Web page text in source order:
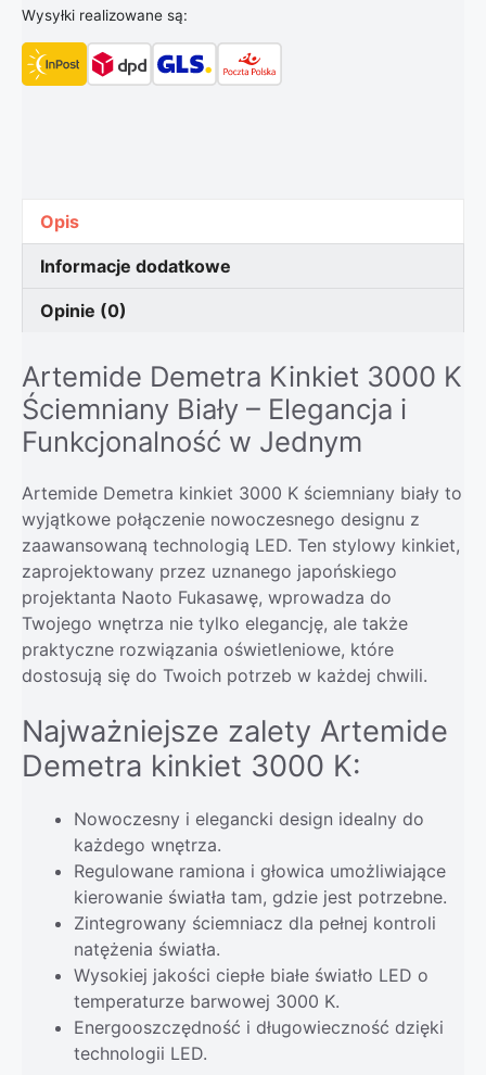
Wysyłki realizowane są:
Opis
Informacje dodatkowe
Opinie (0)
Artemide Demetra Kinkiet 3000 K
Ściemniany Biały – Elegancja i
Funkcjonalność w Jednym
Artemide Demetra kinkiet 3000 K ściemniany biały to
wyjątkowe połączenie nowoczesnego designu z
zaawansowaną technologią LED. Ten stylowy kinkiet,
zaprojektowany przez uznanego japońskiego
projektanta Naoto Fukasawę, wprowadza do
Twojego wnętrza nie tylko elegancję, ale także
praktyczne rozwiązania oświetleniowe, które
dostosują się do Twoich potrzeb w każdej chwili.
Najważniejsze zalety Artemide
Demetra kinkiet 3000 K:
Nowoczesny i elegancki design idealny do
każdego wnętrza.
Regulowane ramiona i głowica umożliwiające
kierowanie światła tam, gdzie jest potrzebne.
Zintegrowany ściemniacz dla pełnej kontroli
natężenia światła.
Wysokiej jakości ciepłe białe światło LED o
temperaturze barwowej 3000 K.
Energooszczędność i długowieczność dzięki
technologii LED.